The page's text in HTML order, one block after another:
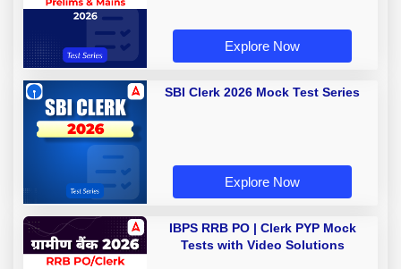
Explore Now
SBI Clerk 2026 Mock Test Series
Explore Now
IBPS RRB PO | Clerk PYP Mock
Tests with Video Solutions